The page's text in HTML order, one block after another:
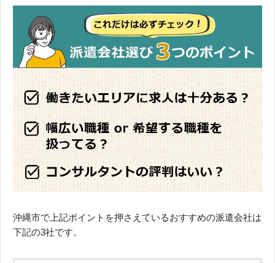
沖縄市で上記ポイントを押さえているおすすめの派遣会社は
下記の3社です。